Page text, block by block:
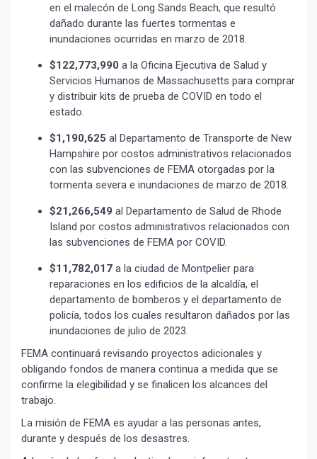
en el malecón de Long Sands Beach, que resultó
dañado durante las fuertes tormentas e
inundaciones ocurridas en marzo de 2018.
$122,773,990 a la Oficina Ejecutiva de Salud y
Servicios Humanos de Massachusetts para comprar
y distribuir kits de prueba de COVID en todo el
estado.
$1,190,625 al Departamento de Transporte de New
Hampshire por costos administrativos relacionados
con las subvenciones de FEMA otorgadas por la
tormenta severa e inundaciones de marzo de 2018.
$21,266,549 al Departamento de Salud de Rhode
Island por costos administrativos relacionados con
las subvenciones de FEMA por COVID.
$11,782,017 a la ciudad de Montpelier para
reparaciones en los edificios de la alcaldía, el
departamento de bomberos y el departamento de
policía, todos los cuales resultaron dañados por las
inundaciones de julio de 2023.
FEMA continuará revisando proyectos adicionales y
obligando fondos de manera continua a medida que se
confirme la elegibilidad y se finalicen los alcances del
trabajo.
La misión de FEMA es ayudar a las personas antes,
durante y después de los desastres.